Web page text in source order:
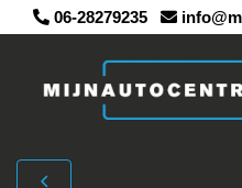
06-28279235